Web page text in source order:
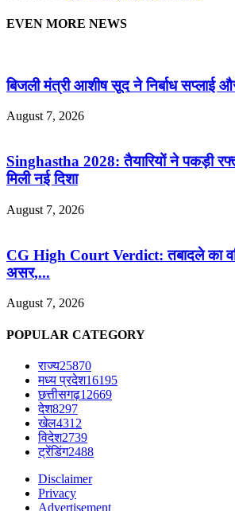
EVEN MORE NEWS
बिजली मंत्री आशीष सूद ने निर्बाध सप्लाई
August 7, 2026
Singhastha 2028: तैयारियों ने पकड़ी
मिली नई दिशा
August 7, 2026
CG High Court Verdict: तबादले का
असर,...
August 7, 2026
POPULAR CATEGORY
राज्य25870
मध्य प्रदेश16195
छत्तीसगढ़12669
देश8297
खेल4312
विदेश2739
ट्रेंडिंग2488
Disclaimer
Privacy
Advertisement